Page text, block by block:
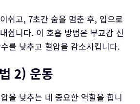
쉬고, 7초간 숨을 멈춘 후, 입으로
쉽니다. 이 호흡 방법은 부교감 신
를 낮추고 혈압을 감소시킵니다.
2) 운동
을 낮추는 데 중요한 역할을 합니